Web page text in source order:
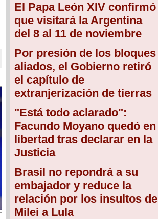
El Papa León XIV confirmó
que visitará la Argentina
del 8 al 11 de noviembre
Por presión de los bloques
aliados, el Gobierno retiró
el capítulo de
extranjerización de tierras
"Está todo aclarado":
Facundo Moyano quedó en
libertad tras declarar en la
Justicia
Brasil no repondrá a su
embajador y reduce la
relación por los insultos de
Milei a Lula